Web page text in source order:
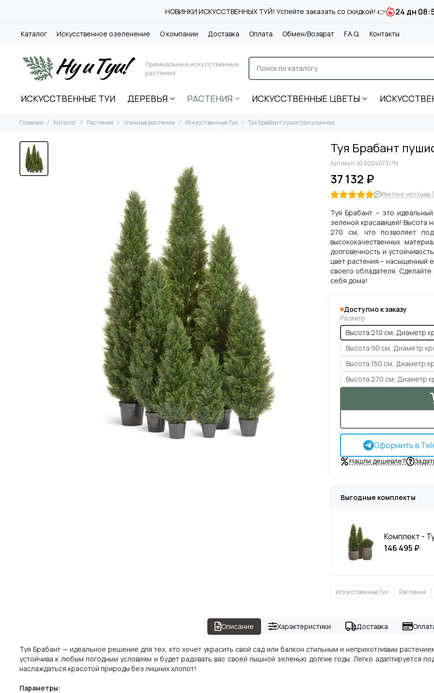
НОВИНКИ ИСКУССТВЕННЫХ ТУЙ! Успейте заказать со скидкой! 👉 24 дн
Каталог Искусственное озеленение О компании Доставка Оплата Обмен/Возврат F.A.Q. Контакты
Премиальные искусственные
растения
ИСКУССТВЕННЫЕ ТУИ ДЕРЕВЬЯ РАСТЕНИЯ ИСКУССТВЕННЫЕ ЦВЕТЫ
Главная Каталог Растения Уличные растения Искусственные Туи Туя Брабант пушистая уличная
Туя Брабант
Артикул:10.0224073/7N
37 132 ₽
Рейтинг и отзывы
Туя Брабант – это
зеленой красавицей! Высота
270 см, что позволяет
высококачественных
долговечность и
цвет растения – насыщенный
своего обладателя.
себя дома!
Доступно к заказу
Размер
Высота 210 см, Диаметр
Высота 90 см, Диаметр
Высота 150 см, Диаметр
Высота 270 см, Диаметр
Оформить в
Нашли дешевле?
Выгодные комплекты
Комплект -
146 495 ₽
Искусственные Туи Растения
Описание Характеристики Доставка
Туя Брабант — идеальное решение для тех, кто хочет украсить свой сад или балкон стильным и неприхотливым
устойчива к любым погодным условиям и будет радовать вас своей пышной зеленью долгие годы. Легко адаптируется
наслаждаться красотой природы без лишних хлопот!
Параметры: